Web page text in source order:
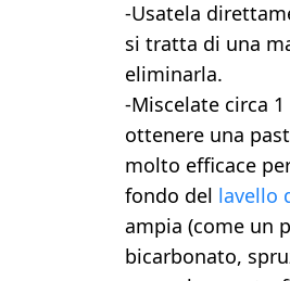
-Usatela
si tratta di una
eliminarla.
-Miscelate circa
ottenere una
molto efficace
fondo del lavello
ampia (come un
bicarbonato,